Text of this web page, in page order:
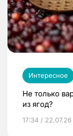
Интересное
Не только
из ягод?
17:34 / 22.07.26